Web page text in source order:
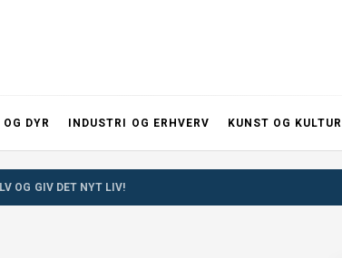
OG DYR INDUSTRI OG ERHVERV KUNST OG KULTUR
OG GIV DET NYT LIV!